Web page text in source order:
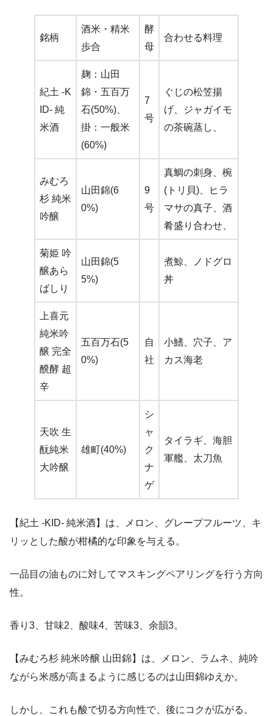
銘柄
酒米・精米
歩合
酵
母
合わせる料理
紀土 -K
ID- 純
米酒
麹：山田
錦・五百万
石(50%)、
掛：一般米
(60%)
7
号
ぐじの松笠揚
げ、ジャガイモ
の茶碗蒸し、
みむろ
杉 純米
吟醸
山田錦(6
0%)
9
号
真鯛の刺身、椀
(トリ貝)、ヒラ
マサの真子、酒
肴盛り合わせ、
菊姫 吟
醸あら
ばしり
山田錦(5
5%)
煮鯨、ノドグロ
丼
上喜元
純米吟
醸 完全
醗酵 超
辛
五百万石(5
0%)
自
社
小鰭、穴子、ア
カス海老
天吹 生
酛純米
大吟醸
雄町(40%)
シ
ャ
ク
ナ
ゲ
タイラギ、海胆
軍艦、太刀魚
【紀土 -KID- 純米酒】は、メロン、グレープフルーツ、キ
リッとした酸が柑橘的な印象を与える。
一品目の油ものに対してマスキングペアリングを行う方向
性。
香り3、甘味2、酸味4、苦味3、余韻3。
【みむろ杉 純米吟醸 山田錦】は、メロン、ラムネ、純吟
ながら米感が高まるように感じるのは山田錦ゆえか。
しかし、これも酸で切る方向性で、後にコクが広がる。